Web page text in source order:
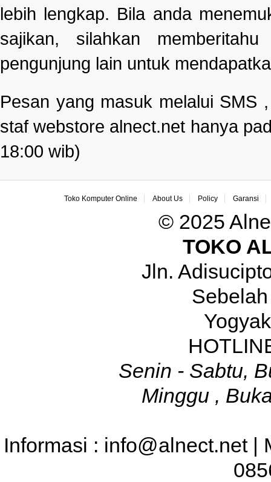
lebih lengkap. Bila anda
sajikan, silahkan
pengunjung lain untuk
Pesan yang masuk melalui SMS
staf webstore alnect.net hanya
18:00 wib)
Toko Komputer Online About Us Policy Garansi
© 2025
TOKO
Jln.
Senin - Sabtu,
Minggu ,
Informasi : info@alnect.net |